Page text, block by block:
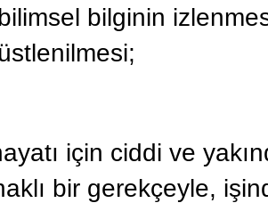
bilginin
için ciddi ve
bir gerekçeyle,